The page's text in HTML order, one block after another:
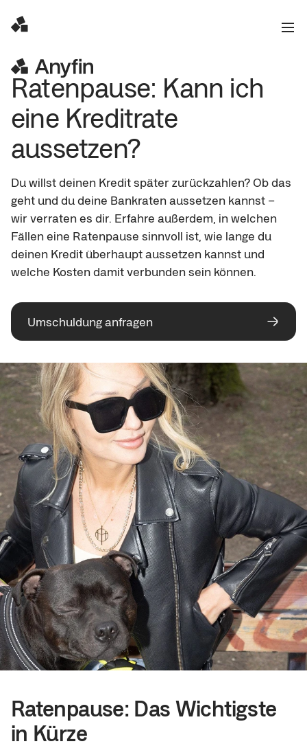
Ratenpause: Kann ich
eine Kreditrate
aussetzen?
Du willst deinen Kredit später zurückzahlen? Ob das
geht und du deine Bankraten aussetzen kannst –
wir verraten es dir. Erfahre außerdem, in welchen
Fällen eine Ratenpause sinnvoll ist, wie lange du
deinen Kredit überhaupt aussetzen kannst und
welche Kosten damit verbunden sein können.
Umschuldung anfragen
Ratenpause: Das Wichtigste
in Kürze